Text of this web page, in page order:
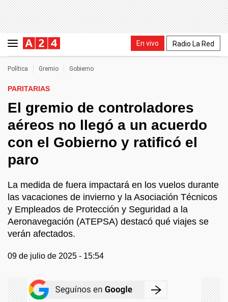
En vivo Radio La Red
Política Gremio Gobierno
PARITARIAS
El gremio de controladores
aéreos no llegó a un acuerdo
con el Gobierno y ratificó el
paro
La medida de fuera impactará en los vuelos durante
las vacaciones de invierno y la Asociación Técnicos
y Empleados de Protección y Seguridad a la
Aeronavegación (ATEPSA) destacó qué viajes se
verán afectados.
09 de julio de 2025 - 15:54